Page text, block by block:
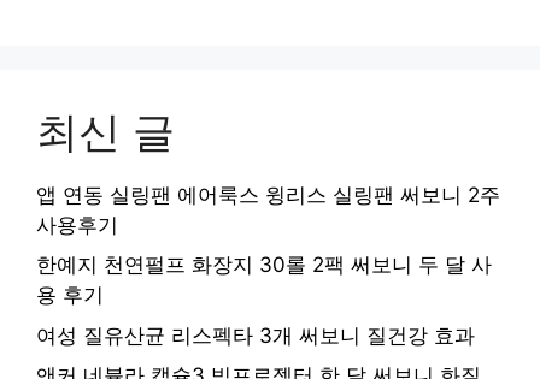
최신 글
앱 연동 실링팬 에어룩스 윙리스 실링팬 써보니 2주
사용후기
한예지 천연펄프 화장지 30롤 2팩 써보니 두 달 사
용 후기
여성 질유산균 리스펙타 3개 써보니 질건강 효과